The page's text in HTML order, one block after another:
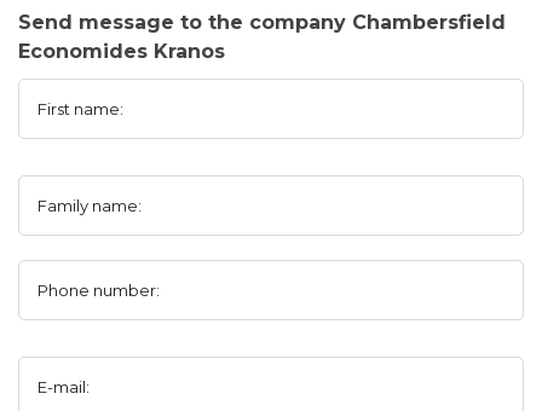
Send message to the company Chambersfield
Economides Kranos
First name:
Family name:
Phone number:
E-mail: